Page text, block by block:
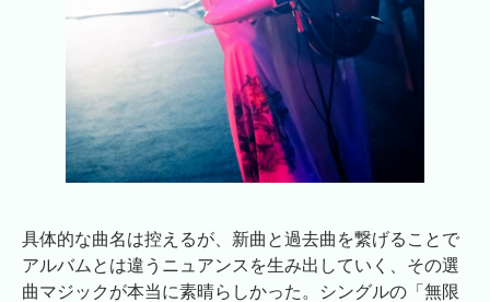
具体的な曲名は控えるが、新曲と過去曲を繋げることで
アルバムとは違うニュアンスを生み出していく、その選
曲マジックが本当に素晴らしかった。シングルの「無限